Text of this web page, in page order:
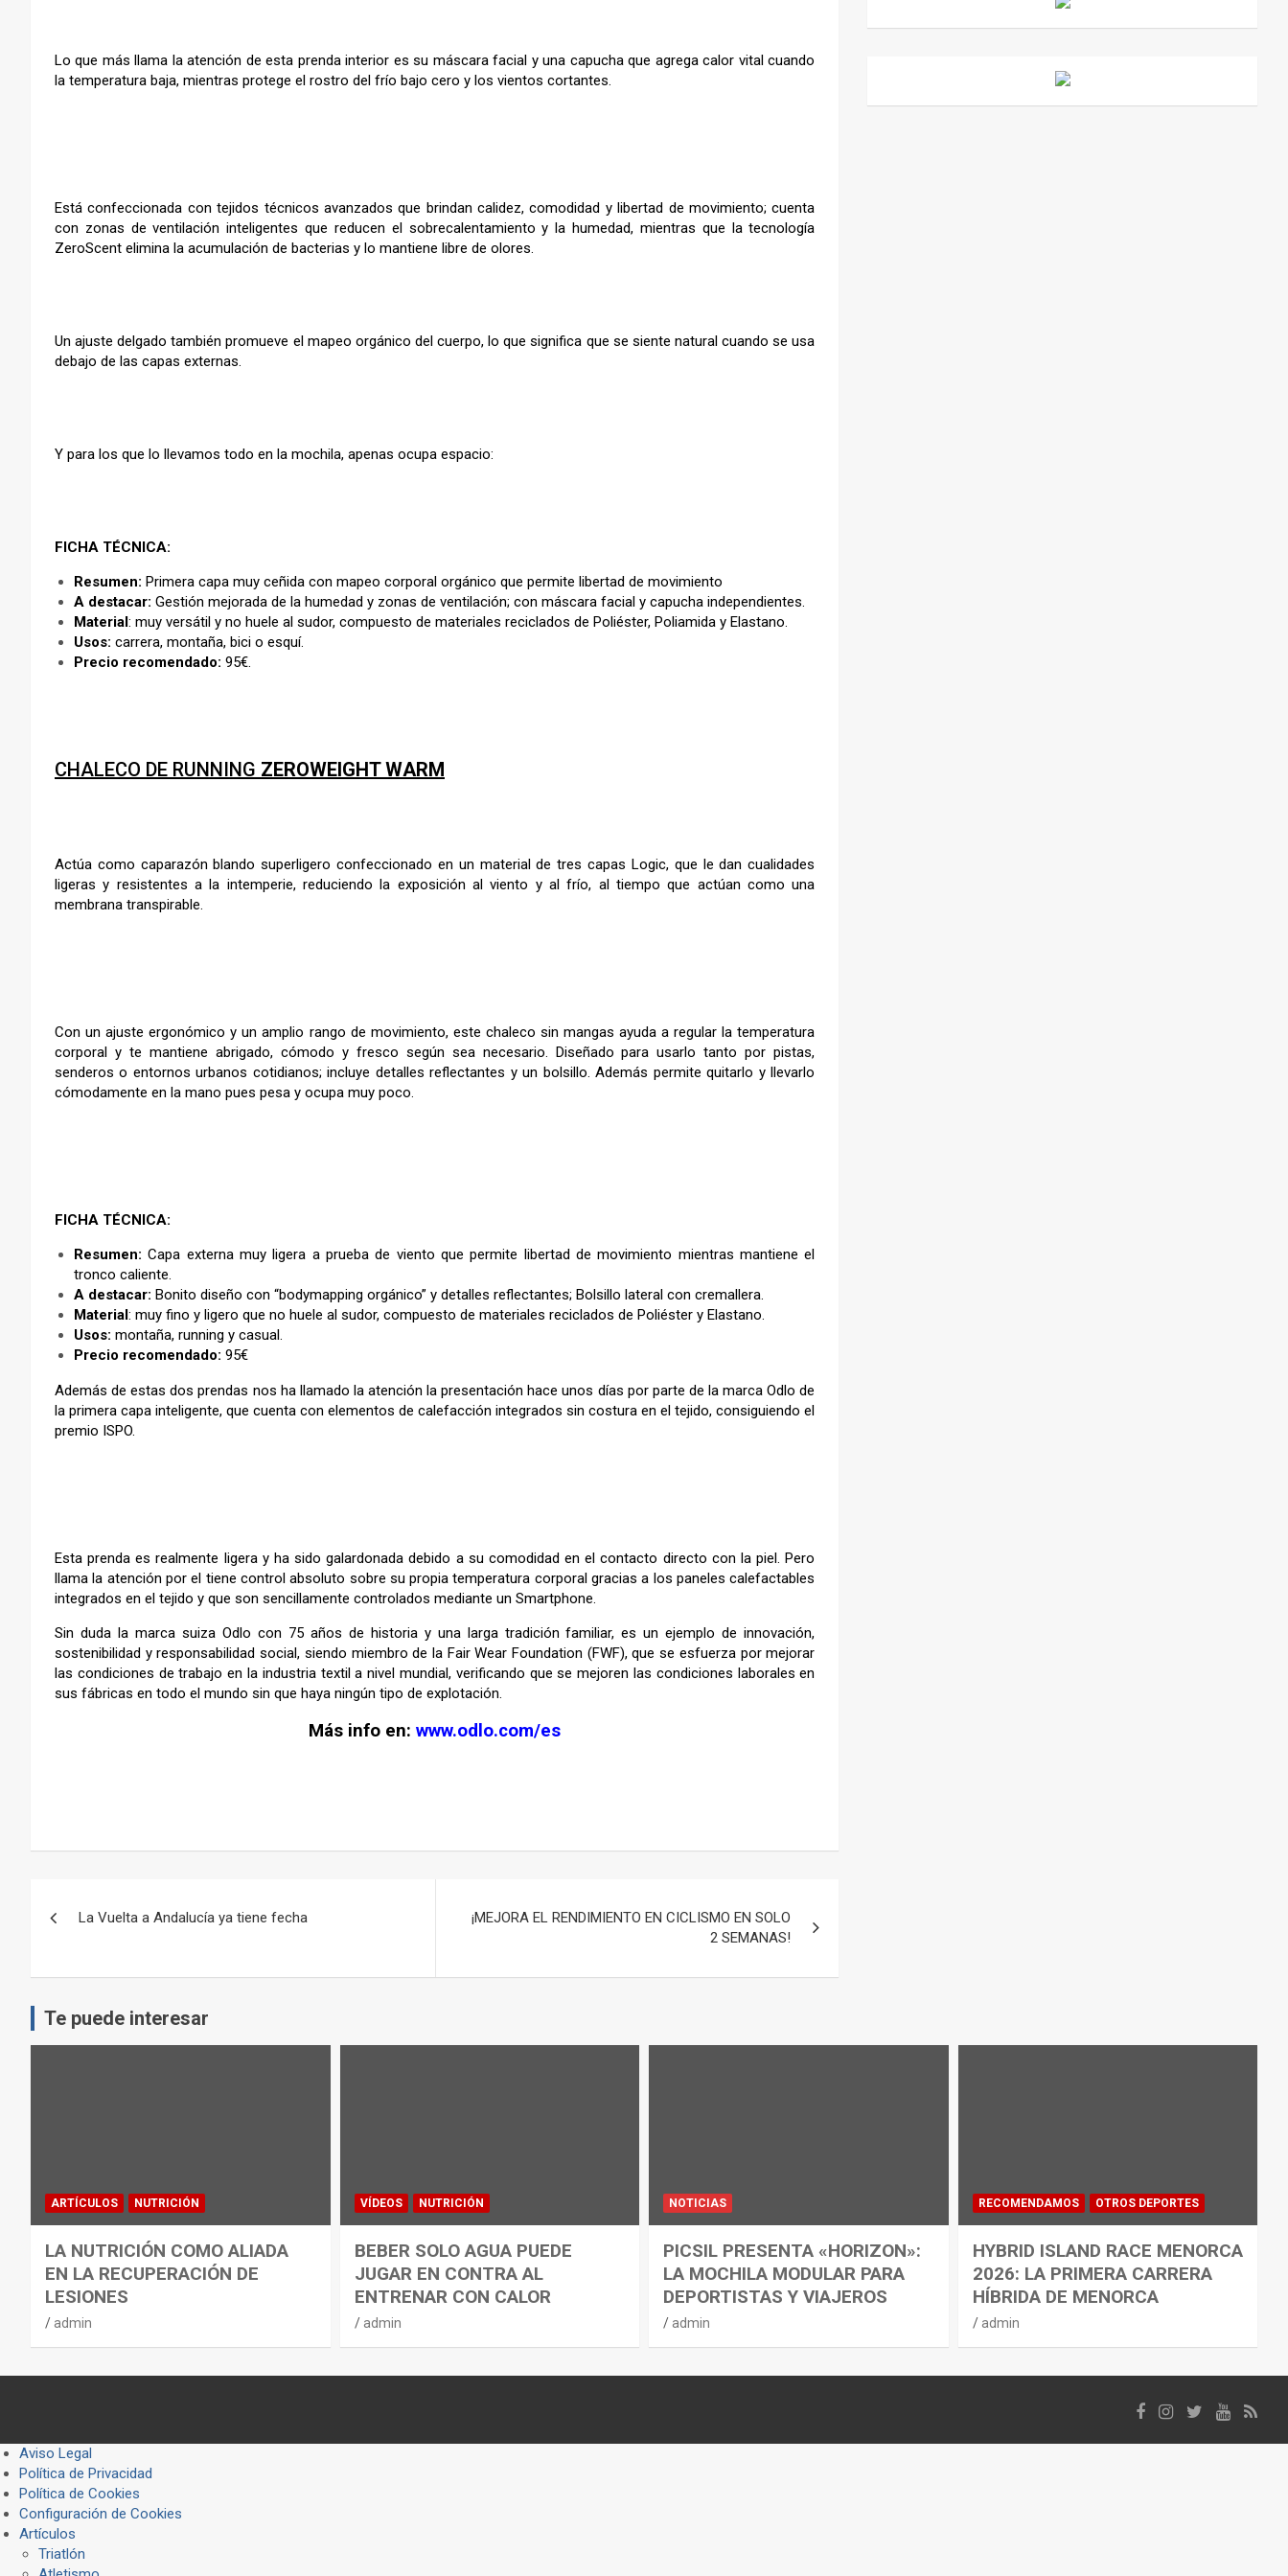
Lo que más llama la atención de esta prenda interior es su máscara facial y una capucha que agrega calor vital cuando
la temperatura baja, mientras protege el rostro del frío bajo cero y los vientos cortantes.
Está confeccionada con tejidos técnicos avanzados que brindan calidez, comodidad y libertad de movimiento; cuenta
con zonas de ventilación inteligentes que reducen el sobrecalentamiento y la humedad, mientras que la tecnología
ZeroScent elimina la acumulación de bacterias y lo mantiene libre de olores.
Un ajuste delgado también promueve el mapeo orgánico del cuerpo, lo que significa que se siente natural cuando se usa
debajo de las capas externas.
Y para los que lo llevamos todo en la mochila, apenas ocupa espacio:
FICHA TÉCNICA:
Resumen: Primera capa muy ceñida con mapeo corporal orgánico que permite libertad de movimiento
A destacar: Gestión mejorada de la humedad y zonas de ventilación; con máscara facial y capucha independientes.
Material: muy versátil y no huele al sudor, compuesto de materiales reciclados de Poliéster, Poliamida y Elastano.
Usos: carrera, montaña, bici o esquí.
Precio recomendado: 95€.
CHALECO DE RUNNING ZEROWEIGHT WARM
Actúa como caparazón blando superligero confeccionado en un material de tres capas Logic, que le dan cualidades
ligeras y resistentes a la intemperie, reduciendo la exposición al viento y al frío, al tiempo que actúan como una
membrana transpirable.
Con un ajuste ergonómico y un amplio rango de movimiento, este chaleco sin mangas ayuda a regular la temperatura
corporal y te mantiene abrigado, cómodo y fresco según sea necesario. Diseñado para usarlo tanto por pistas,
senderos o entornos urbanos cotidianos; incluye detalles reflectantes y un bolsillo. Además permite quitarlo y llevarlo
cómodamente en la mano pues pesa y ocupa muy poco.
FICHA TÉCNICA:
Resumen: Capa externa muy ligera a prueba de viento que permite libertad de movimiento mientras mantiene el
tronco caliente.
A destacar: Bonito diseño con “bodymapping orgánico” y detalles reflectantes; Bolsillo lateral con cremallera.
Material: muy fino y ligero que no huele al sudor, compuesto de materiales reciclados de Poliéster y Elastano.
Usos: montaña, running y casual.
Precio recomendado: 95€
Además de estas dos prendas nos ha llamado la atención la presentación hace unos días por parte de la marca Odlo de
la primera capa inteligente, que cuenta con elementos de calefacción integrados sin costura en el tejido, consiguiendo el
premio ISPO.
Esta prenda es realmente ligera y ha sido galardonada debido a su comodidad en el contacto directo con la piel. Pero
llama la atención por el tiene control absoluto sobre su propia temperatura corporal gracias a los paneles calefactables
integrados en el tejido y que son sencillamente controlados mediante un Smartphone.
Sin duda la marca suiza Odlo con 75 años de historia y una larga tradición familiar, es un ejemplo de innovación,
sostenibilidad y responsabilidad social, siendo miembro de la Fair Wear Foundation (FWF), que se esfuerza por mejorar
las condiciones de trabajo en la industria textil a nivel mundial, verificando que se mejoren las condiciones laborales en
sus fábricas en todo el mundo sin que haya ningún tipo de explotación.
Más info en: www.odlo.com/es
entradas
La Vuelta a Andalucía ya tiene fecha
¡MEJORA EL RENDIMIENTO EN CICLISMO EN SOLO
2 SEMANAS!
Te puede interesar
ARTÍCULOS NUTRICIÓN
LA NUTRICIÓN COMO ALIADA
EN LA RECUPERACIÓN DE
LESIONES
admin
VÍDEOS NUTRICIÓN
BEBER SOLO AGUA PUEDE
JUGAR EN CONTRA AL
ENTRENAR CON CALOR
admin
NOTICIAS
PICSIL PRESENTA «HORIZON»:
LA MOCHILA MODULAR PARA
DEPORTISTAS Y VIAJEROS
admin
RECOMENDAMOS OTROS DEPORTES
HYBRID ISLAND RACE MENORCA
2026: LA PRIMERA CARRERA
HÍBRIDA DE MENORCA
admin
Aviso Legal
Política de Privacidad
Política de Cookies
Configuración de Cookies
Artículos
Triatlón